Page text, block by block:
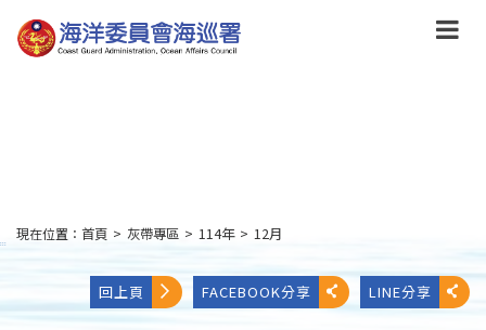
到
主
:::
現在位置： 首頁 > 灰帶專區 > 114年 > 12月
回上頁 FACEBOOK分享 LINE分享